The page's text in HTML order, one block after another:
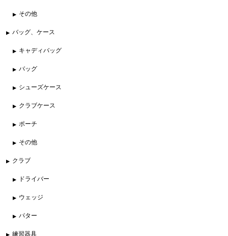
その他
バッグ、ケース
キャディバッグ
バッグ
シューズケース
クラブケース
ポーチ
その他
クラブ
ドライバー
ウェッジ
パター
練習器具